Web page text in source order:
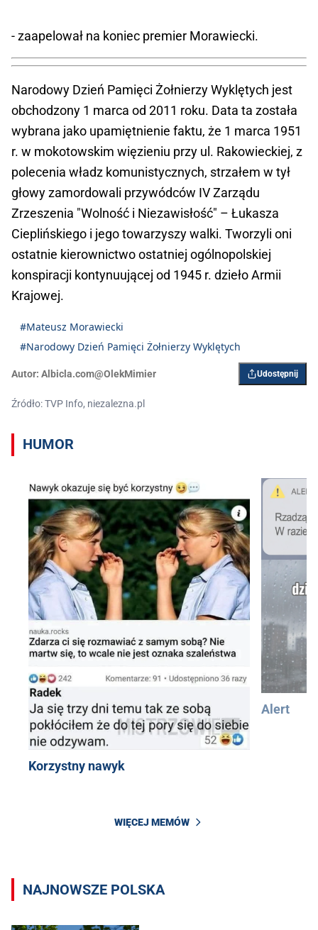
- zaapelował na koniec premier Morawiecki.
Narodowy Dzień Pamięci Żołnierzy Wyklętych jest
obchodzony 1 marca od 2011 roku. Data ta została
wybrana jako upamiętnienie faktu, że 1 marca 1951
r. w mokotowskim więzieniu przy ul. Rakowieckiej, z
polecenia władz komunistycznych, strzałem w tył
głowy zamordowali przywódców IV Zarządu
Zrzeszenia "Wolność i Niezawisłość" – Łukasza
Cieplińskiego i jego towarzyszy walki. Tworzyli oni
ostatnie kierownictwo ostatniej ogólnopolskiej
konspiracji kontynuującej od 1945 r. dzieło Armii
Krajowej.
#Mateusz Morawiecki
#Narodowy Dzień Pamięci Żołnierzy Wyklętych
Autor: Albicla.com@OlekMimier Udostępnij
Źródło: TVP Info, niezalezna.pl
HUMOR
Korzystny nawyk
Alert
WIĘCEJ MEMÓW
NAJNOWSZE POLSKA